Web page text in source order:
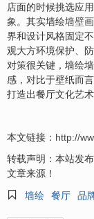
店面的时候挑选应
象 。其实墙绘墙壁画
界和设计风格固定
观大方环境保护、
对策很关键，墙绘
感，对比于壁纸而
打造出餐厅文化艺
本文链接： http://
转载声明：本站发
文章来源！

墙绘 餐厅 品